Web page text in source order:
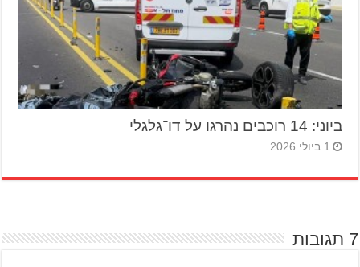
ביוני: 14 רוכבים נהרגו על דו־גלגלי
1 ביולי 2026
7 תגובות